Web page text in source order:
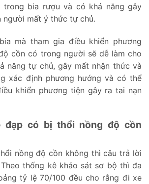
trong bia rượu và có khả năng gây
người mất ý thức tự chủ.
mà tham gia điều khiển phương
cồn có trong người sẽ dễ làm cho
năng tự chủ, gây mất nhận thức và
xác định phương hướng và có thể
khiển phương tiện gây ra tai nạn
đạp có bị thổi nồng độ cồn
nồng độ cồn không thì câu trả lời
thống kê khảo sát sơ bộ thì đa
tỷ lệ 70/100 đều cho rằng đi xe